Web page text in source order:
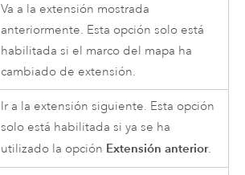
Va a la extensión mostrada
anteriormente. Esta opción solo está
habilitada si el marco del mapa ha
cambiado de extensión.
Ir a la extensión siguiente. Esta opción
solo está habilitada si ya se ha
utilizado la opción Extensión anterior.